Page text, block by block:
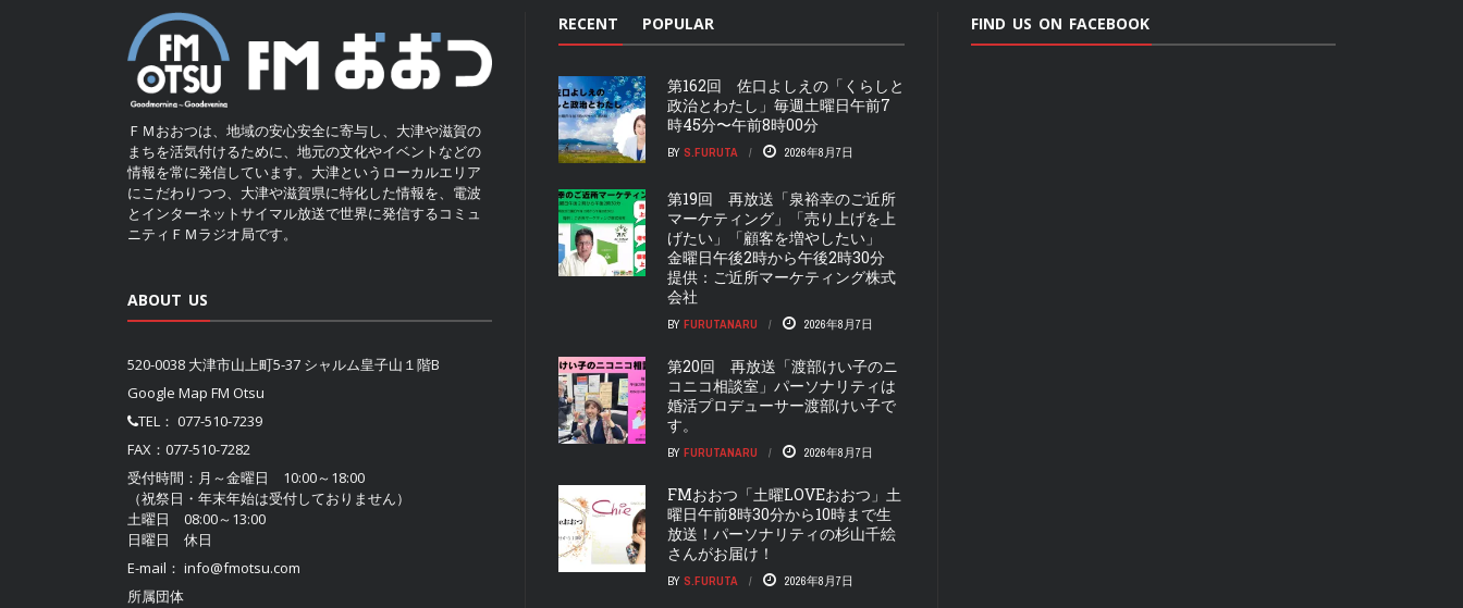
ＦＭおおつは、地域の安心安全に寄与し、大津や滋賀の
まちを活気付けるために、地元の文化やイベントなどの
情報を常に発信しています。大津というローカルエリア
にこだわりつつ、大津や滋賀県に特化した情報を、電波
とインターネットサイマル放送で世界に発信するコミュ
ニティＦＭラジオ局です。
ABOUT US
520-0038 大津市山上町5-37 シャルム皇子山１階B
Google Map FM Otsu
TEL： 077-510-7239
FAX：077-510-7282
受付時間：月～金曜日 10:00～18:00
（祝祭日・年末年始は受付しておりません）
土曜日 08:00～13:00
日曜日 休日
E-mail： info@fmotsu.com
所属団体
RECENT POPULAR
第162回 佐口よしえの「くらしと
政治とわたし」毎週土曜日午前7
時45分〜午前8時00分
BY S.FURUTA 2026年8月7日
第19回 再放送「泉裕幸のご近所
マーケティング」「売り上げを上
げたい」「顧客を増やしたい」
金曜日午後2時から午後2時30分
提供：ご近所マーケティング株式
会社
BY FURUTANARU 2026年8月7日
第20回 再放送「渡部けい子のニ
コニコ相談室」パーソナリティは
婚活プロデューサー渡部けい子で
す。
BY FURUTANARU 2026年8月7日
FMおおつ「土曜LOVEおおつ」土
曜日午前8時30分から10時まで生
放送！パーソナリティの杉山千絵
さんがお届け！
BY S.FURUTA 2026年8月7日
FIND US ON FACEBOOK